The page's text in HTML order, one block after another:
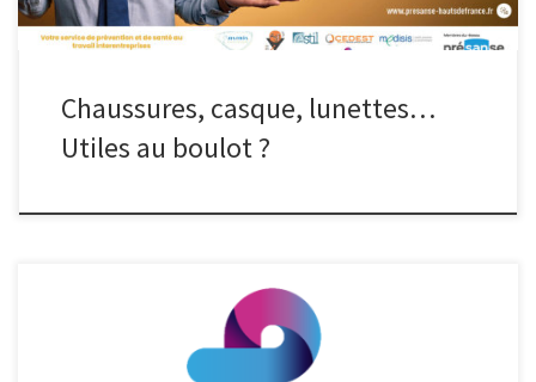
Chaussures, casque, lunettes…
Utiles au boulot ?
Depuis le 1er janvier 2024, ASTAV et STSA ont fusionné pour laisser